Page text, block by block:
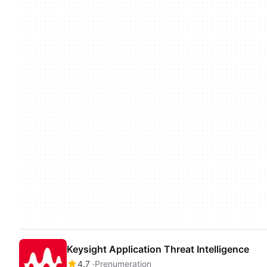
Keysight Application Threat Intelligence
4.7 Prenumeration